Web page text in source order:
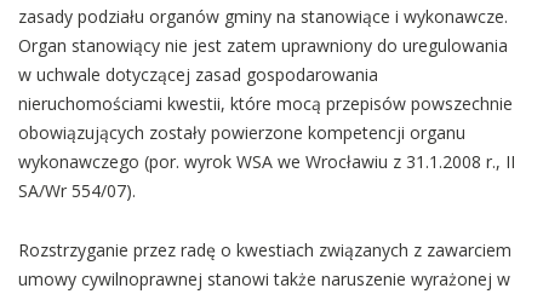
zasady podziału organów gminy na stanowiące i wykonawcze.
Organ stanowiący nie jest zatem uprawniony do uregulowania
w uchwale dotyczącej zasad gospodarowania
nieruchomościami kwestii, które mocą przepisów powszechnie
obowiązujących zostały powierzone kompetencji organu
wykonawczego (por. wyrok WSA we Wrocławiu z 31.1.2008 r., II
SA/Wr 554/07).
Rozstrzyganie przez radę o kwestiach związanych z zawarciem
umowy cywilnoprawnej stanowi także naruszenie wyrażonej w